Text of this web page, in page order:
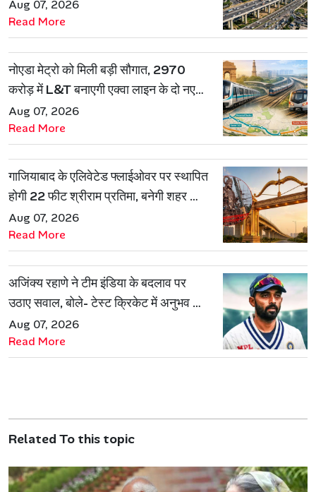
Aug 07, 2026
Read More
नोएडा मेट्रो को मिली बड़ी सौगात, 2970
करोड़ में L&T बनाएगी एक्वा लाइन के दो नए
रूट
Aug 07, 2026
Read More
गाजियाबाद के एलिवेटेड फ्लाईओवर पर स्थापित
होगी 22 फीट श्रीराम प्रतिमा, बनेगी शहर की
नई पहचान
Aug 07, 2026
Read More
अजिंक्य रहाणे ने टीम इंडिया के बदलाव पर
उठाए सवाल, बोले- टेस्ट क्रिकेट में अनुभव की
जरूरत हमेशा रहेगी
Aug 07, 2026
Read More
Related To this topic